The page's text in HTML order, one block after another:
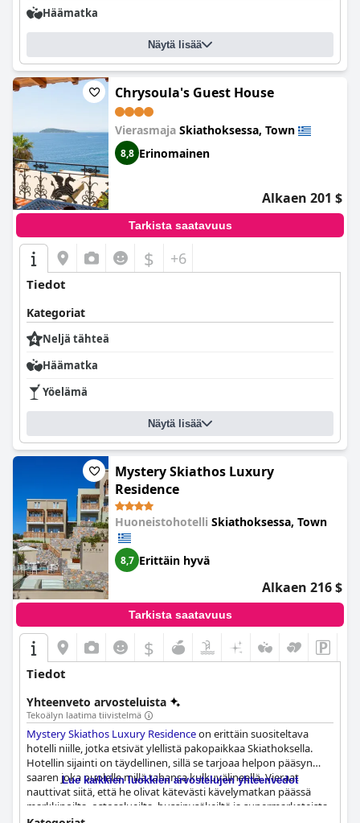
Häämatka
Näytä lisää
Chrysoula's Guest House
Vierasmaja Skiathoksessa, Town
8,8 Erinomainen
Alkaen 201 $
Tarkista saatavuus
$ +6
Tiedot
Kategoriat
Neljä tähteä
Häämatka
Yöelämä
Näytä lisää
Mystery Skiathos Luxury
Residence
Huoneistohotelli Skiathoksessa, Town
8,7 Erittäin hyvä
Alkaen 216 $
Tarkista saatavuus
$
Tiedot
Yhteenveto arvosteluista
Tekoälyn laatima tiivistelmä
Mystery Skiathos Luxury Residenceon erittäin suositeltava
hotelli niille, jotka etsivät ylellistä pakopaikkaa Skiathoksella.
Hotellin sijainti on täydellinen, sillä se tarjoaa helpon pääsyn
saaren joka puolelle millä tahansa kulkuvälineellä. Vieraat
nauttivat siitä, että he olivat kätevästi kävelymatkan päässä
markkinoilta, ostosalueilta, bussipysäkeiltä ja supermarketeista.
Lue kaikkien luokkien arvostelujen yhteenvedot